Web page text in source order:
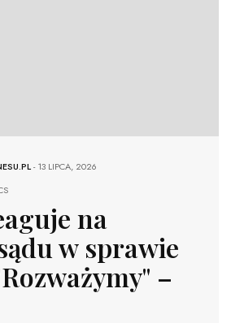
-13 LIPCA, 2026
na
w sprawie
–